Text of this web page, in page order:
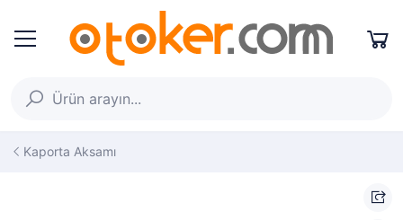
Kaporta Aksamı